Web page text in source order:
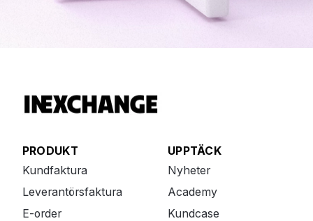
PRODUKT
Kundfaktura
Leverantörsfaktura
E-order
UPPTÄCK
Nyheter
Academy
Kundcase